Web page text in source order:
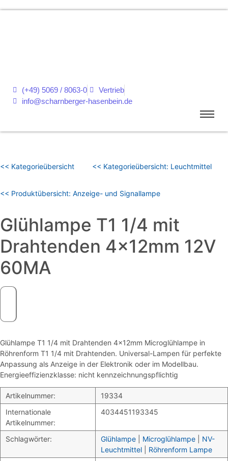
(+49) 5069 / 8063-0
Vertrieb
info@scharnberger-hasenbein.de
<< Kategorieübersicht << Kategorieübersicht: Leuchtmittel
<< Produktübersicht: Anzeige- und Signallampe
Glühlampe T1 1/4 mit
Drahtenden 4x12mm 12V
60MA
Glühlampe T1 1/4 mit Drahtenden 4x12mm Microglühlampe in
Röhrenform T1 1/4 mit Drahtenden. Universal-Lampen für perfekte
Anpassung als Anzeige in der Elektronik oder im Modellbau.
Energieeffizienzklasse: nicht kennzeichnungspflichtig
Artikelnummer:
19334
Internationale
Artikelnummer:
4034451193345
Schlagwörter: Glühlampe Microglühlampe
NV-
Leuchtmittel
Röhrenform Lampe